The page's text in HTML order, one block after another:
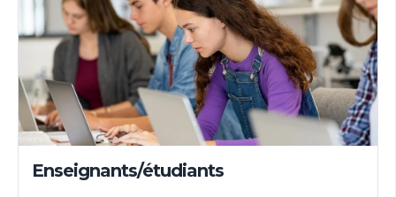
Enseignants/étudiants